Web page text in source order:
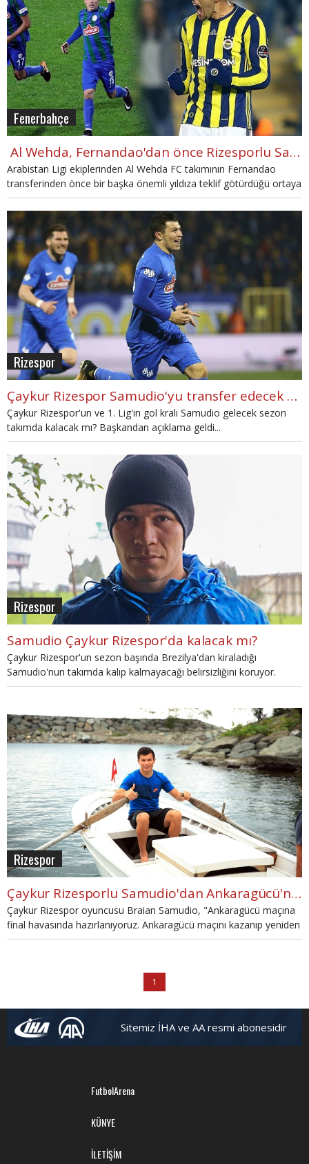
Fenerbahçe
Al Wehda, Fernandao'dan önce Rizesporlu Samudio'nun peşine düştü
Arabistan Ligi ekiplerinden Al Wehda FC takımının Fernandao
transferinden önce bir başka önemli yıldıza teklif götürdüğü ortaya
çıktı
Rizespor
Çaykur Rizespor Samudio'yu transfer edecek mi?
Çaykur Rizespor'un ve 1. Lig'in gol kralı Samudio gelecek sezon
takımda kalacak mı? Başkandan açıklama geldi...
Rizespor
Samudio Çaykur Rizespor'da kalacak mı?
Çaykur Rizespor'un sezon başında Brezilya'dan kiraladığı
Samudio'nun takımda kalıp kalmayacağı belirsizliğini koruyor.
Rizespor
Çaykur Rizesporlu Samudio'dan Ankaragücü'ne gözdağı
Çaykur Rizespor oyuncusu Braian Samudio, "Ankaragücü maçına
final havasında hazırlanıyoruz. Ankaragücü maçını kazanıp yeniden
çıkışa geçmek istiyoruz." diye konuştu.
1
Sitemiz İHA ve AA resmi abonesidir
FutbolArena
KÜNYE
İLETİŞİM